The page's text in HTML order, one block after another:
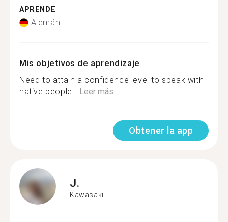
APRENDE
Alemán
Mis objetivos de aprendizaje
Need to attain a confidence level to speak with
native people...Leer más
Obtener la app
J.
Kawasaki